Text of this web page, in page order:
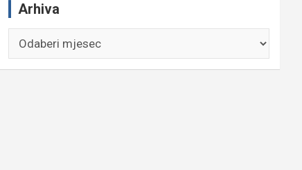
Arhiva